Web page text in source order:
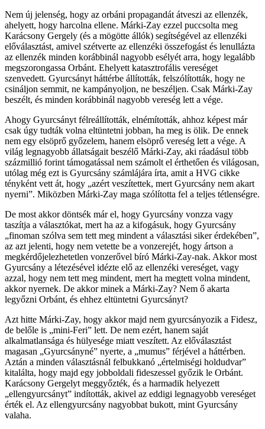
Nem új jelenség, hogy az orbáni propagandát átveszi az ellenzék,
ahelyett, hogy harcolna ellene. Márki-Zay ezzel puccsolta meg
Karácsony Gergely (és a mögötte állók) segítségével az ellenzéki
előválasztást, amivel szétverte az ellenzéki összefogást és lenullázta
az ellenzék minden korábbinál nagyobb esélyét arra, hogy legalább
megszorongassa Orbánt. Ehelyett katasztrofális vereséget
szenvedett. Gyurcsányt háttérbe állították, felszólították, hogy ne
csináljon semmit, ne kampányoljon, ne beszéljen. Csak Márki-Zay
beszélt, és minden korábbinál nagyobb vereség lett a vége.
Ahogy Gyurcsányt félreállították, elnémították, ahhoz képest már
csak úgy tudták volna eltüntetni jobban, ha meg is ölik. De ennek
nem egy elsöprő győzelem, hanem elsöprő vereség lett a vége. A
világ legnagyobb állatságait beszélő Márki-Zay, aki ráadásul több
százmillió forint támogatással nem számolt el érthetően és világosan,
utólag még ezt is Gyurcsány számlájára írta, amit a HVG cikke
tényként vett át, hogy „azért veszítettek, mert Gyurcsány nem akart
nyerni”. Miközben Márki-Zay maga szólította fel a teljes tétlenségre.
De most akkor döntsék már el, hogy Gyurcsány vonzza vagy
taszítja a választókat, mert ha az a kifogásuk, hogy Gyurcsány
„finoman szólva sem tett meg mindent a választási siker érdekében”,
az azt jelenti, hogy nem vetette be a vonzerejét, hogy ártson a
megkérdőjelezhetetlen vonzerővel bíró Márki-Zay-nak. Akkor most
Gyurcsány a létezésével idézte elő az ellenzéki vereséget, vagy
azzal, hogy nem tett meg mindent, mert ha megtett volna mindent,
akkor nyernek. De akkor minek a Márki-Zay? Nem ő akarta
legyőzni Orbánt, és ehhez eltüntetni Gyurcsányt?
Azt hitte Márki-Zay, hogy akkor majd nem gyurcsányozik a Fidesz,
de belőle is „mini-Feri” lett. De nem ezért, hanem saját
alkalmatlansága és hülyesége miatt veszített. Az előválasztást
magasan „Gyurcsányné” nyerte, a „mumus” férjével a háttérben.
Aztán a minden választásnál felbukkanó „értelmiségi holdudvar”
kitalálta, hogy majd egy jobboldali fideszessel győzik le Orbánt.
Karácsony Gergelyt meggyőzték, és a harmadik helyezett
„ellengyurcsányt” indították, akivel az eddigi legnagyobb vereséget
érték el. Az ellengyurcsány nagyobbat bukott, mint Gyurcsány
valaha.